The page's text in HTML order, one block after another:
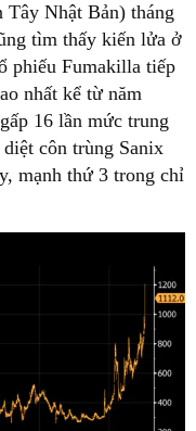
Nhật Bản) tháng
tìm thấy kiến lửa ở
phiếu Fumakilla tiếp
nhất kể từ năm
16 lần mức trung
côn trùng Sanix
mạnh thứ 3 trong chỉ